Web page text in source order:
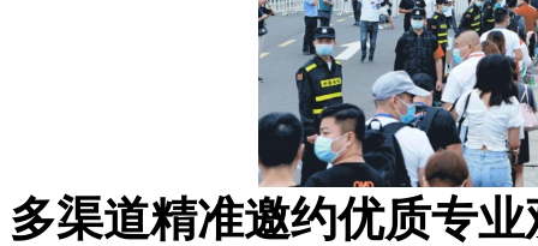
多渠道精准邀约优质专